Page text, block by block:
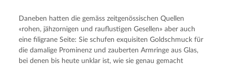
Daneben hatten die gemäss zeitgenössischen Quellen
«rohen, jähzornigen und rauflustigen Gesellen» aber auch
eine filigrane Seite: Sie schufen exquisiten Goldschmuck für
die damalige Prominenz und zauberten Armringe aus Glas,
bei denen bis heute unklar ist, wie sie genau gemacht